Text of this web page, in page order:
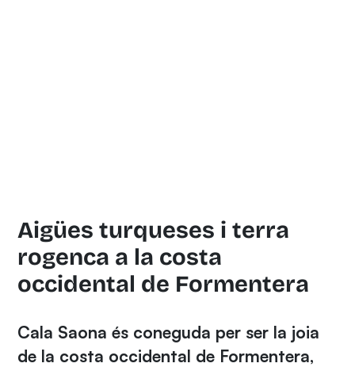
Aigües turqueses i terra
rogenca a la costa
occidental de Formentera
Cala Saona és coneguda per ser la joia
de la costa occidental de Formentera,